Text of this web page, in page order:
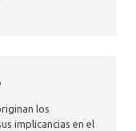
los
implicancias en el